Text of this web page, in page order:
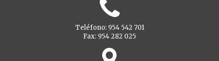
Teléfono: 954 542 701
Fax: 954 282 025